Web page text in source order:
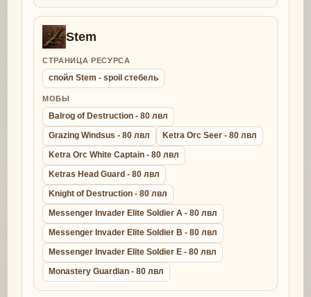
Stem
СТРАНИЦА РЕСУРСА
спойл Stem - spoil стебель
МОБЫ
Balrog of Destruction - 80 лвл
Grazing Windsus - 80 лвл
Ketra Orc Seer - 80 лвл
Ketra Orc White Captain - 80 лвл
Ketras Head Guard - 80 лвл
Knight of Destruction - 80 лвл
Messenger Invader Elite Soldier A - 80 лвл
Messenger Invader Elite Soldier B - 80 лвл
Messenger Invader Elite Soldier E - 80 лвл
Monastery Guardian - 80 лвл